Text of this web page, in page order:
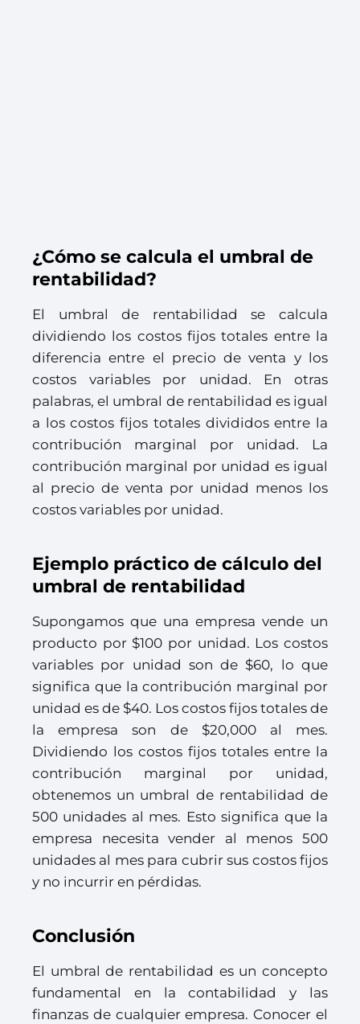
¿Cómo se calcula el umbral de
rentabilidad?
El umbral de rentabilidad se calcula
dividiendo los costos fijos totales entre la
diferencia entre el precio de venta y los
costos variables por unidad. En otras
palabras, el umbral de rentabilidad es igual
a los costos fijos totales divididos entre la
contribución marginal por unidad. La
contribución marginal por unidad es igual
al precio de venta por unidad menos los
costos variables por unidad.
Ejemplo práctico de cálculo del
umbral de rentabilidad
Supongamos que una empresa vende un
producto por $100 por unidad. Los costos
variables por unidad son de $60, lo que
significa que la contribución marginal por
unidad es de $40. Los costos fijos totales de
la empresa son de $20,000 al mes.
Dividiendo los costos fijos totales entre la
contribución marginal por unidad,
obtenemos un umbral de rentabilidad de
500 unidades al mes. Esto significa que la
empresa necesita vender al menos 500
unidades al mes para cubrir sus costos fijos
y no incurrir en pérdidas.
Conclusión
El umbral de rentabilidad es un concepto
fundamental en la contabilidad y las
finanzas de cualquier empresa. Conocer el